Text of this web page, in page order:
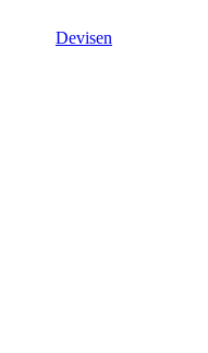
Devisen